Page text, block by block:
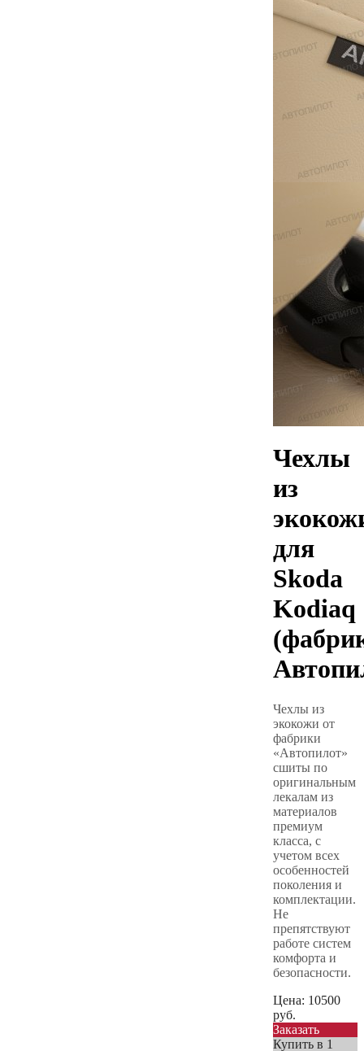
Чехлы
из
для
Skoda
Kodiaq
Чехлы из
экокожи от
фабрики
«Автопилот»
сшиты по
оригинальным
лекалам из
материалов
премиум
класса, с
учетом всех
особенностей
поколения и
комплектации.
Не
препятствуют
работе систем
комфорта и
безопасности.
Цена: 10500
руб.
Заказать
Купить в 1